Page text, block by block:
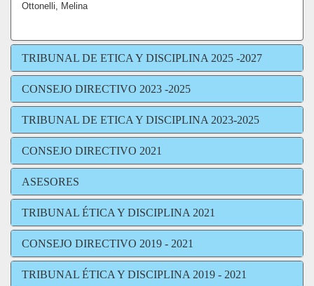
Ottonelli, Melina
TRIBUNAL DE ETICA Y DISCIPLINA 2025 -2027
CONSEJO DIRECTIVO 2023 -2025
TRIBUNAL DE ETICA Y DISCIPLINA 2023-2025
CONSEJO DIRECTIVO 2021
ASESORES
TRIBUNAL ÉTICA Y DISCIPLINA 2021
CONSEJO DIRECTIVO 2019 - 2021
TRIBUNAL ÉTICA Y DISCIPLINA 2019 - 2021